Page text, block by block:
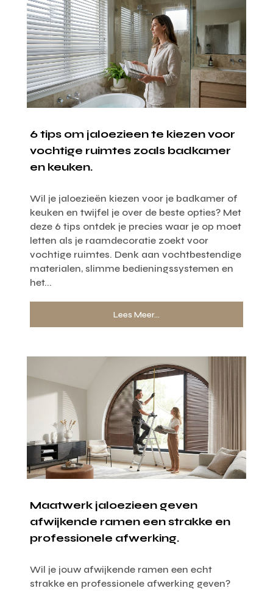
6 tips om jaloezieen te kiezen voor
vochtige ruimtes zoals badkamer
en keuken.
Wil je jaloezieën kiezen voor je badkamer of
keuken en twijfel je over de beste opties? Met
deze 6 tips ontdek je precies waar je op moet
letten als je raamdecoratie zoekt voor
vochtige ruimtes. Denk aan vochtbestendige
materialen, slimme bedieningssystemen en
het...
Lees Meer...
Maatwerk jaloezieen geven
afwijkende ramen een strakke en
professionele afwerking.
Wil je jouw afwijkende ramen een echt
strakke en professionele afwerking geven?